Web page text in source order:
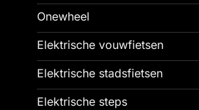
Onewheel
Elektrische vouwfietsen
Elektrische stadsfietsen
Elektrische steps